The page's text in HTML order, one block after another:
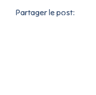
Partager le post: